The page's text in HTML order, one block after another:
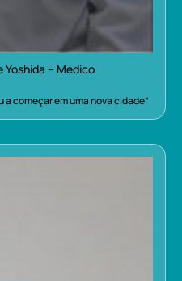
Yoshida – Médico
a começar em uma nova cidade”